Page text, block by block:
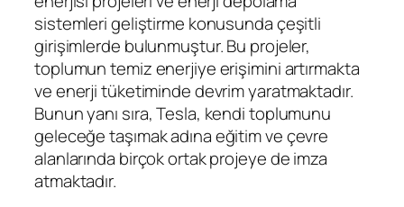
sistemleri geliştirme konusunda çeşitli
girişimlerde bulunmuştur. Bu projeler,
toplumun temiz enerjiye erişimini artırmakta
ve enerji tüketiminde devrim yaratmaktadır.
Bunun yanı sıra, Tesla, kendi toplumunu
geleceğe taşımak adına eğitim ve çevre
alanlarında birçok ortak projeye de imza
atmaktadır.